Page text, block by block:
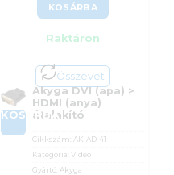
KOSÁRBA
Raktáron
Összevet
KOSÁRBA
Akyga DVI (apa) >
HDMI (anya)
átalakító
Cikkszám: AK-AD-41
Kategória: Video
Gyártó: Akyga